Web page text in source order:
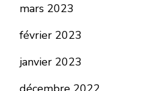
mars 2023
février 2023
janvier 2023